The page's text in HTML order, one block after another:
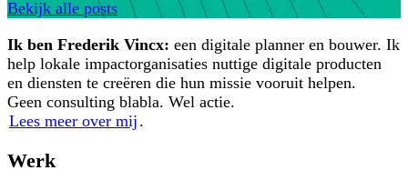
Bekijk alle posts
Ik ben Frederik Vincx: een digitale planner en bouwer. Ik
help lokale impactorganisaties nuttige digitale producten
en diensten te creëren die hun missie vooruit helpen.
Geen consulting blabla. Wel actie.
Lees meer over mij .
Werk